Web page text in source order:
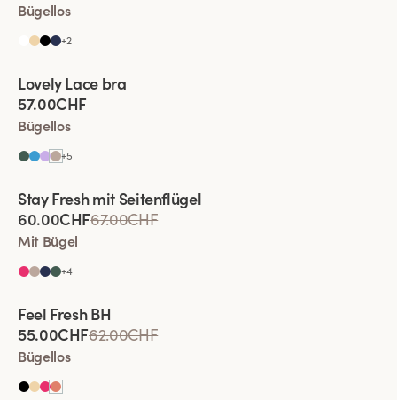
Bügellos
+2
Komfortträger Neue Farbe
Lovely Lace bra
57.00CHF
Bügellos
+5
Besonders Breiter Rücken
Stay Fresh mit Seitenflügel
60.00CHF67.00CHF
Mit Bügel
+4
Komfortträger
Feel Fresh BH
55.00CHF62.00CHF
Bügellos